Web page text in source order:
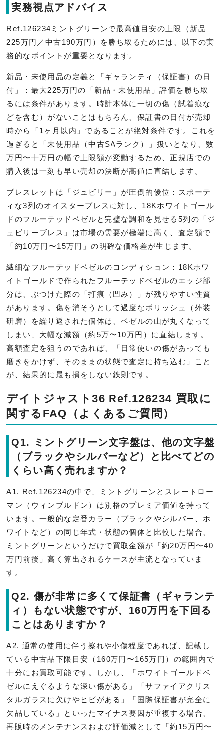
実務視点アドバイス
Ref.126234ミントグリーンで最高値目安の上限（新品
225万円／中古190万円）を勝ち取るためには、以下の実
務的なポイントが重要となります。
新品・未使用品の定義と「ギャランティ（保証書）の日
付」：最大225万円の「新品・未使用品」評価を勝ち取
るには条件があります。時計本体に一切の傷（試着痕な
どを含む）がないことはもちろん、保証書の日付が売却
時から「1ヶ月以内」であることが絶対条件です。これを
過ぎると「未使用品（中古SAランク）」扱いとなり、数
万円〜十万円の幅で上限額が変動するため、正規店での
購入後は一刻も早い売却の決断が高値に直結します。
ブレスレットは「ジュビリー」が圧倒的優位：スポーテ
ィな3列のオイスターブレスに対し、18Kホワイトゴール
ドのフルーテッドベゼルと完璧な調和を見せる5列の「ジ
ュビリーブレス」は市場の需要が極端に高く、査定額で
「約10万円〜15万円」の明確な価格差が生じます。
繊細なフルーテッドベゼルのコンディション：18Kホワ
イトゴールドで作られたフルーテッドベゼルのエッジ部
分は、ぶつけた際の「打痕（凹み）」が残りやすい性質
があります。傷を消そうとして過度なポリッシュ（外装
研磨）を繰り返された個体は、ベゼルの山が丸くなって
しまい、大幅な減額（約5万〜10万円）に直結します。
高額査定を狙うのであれば、「日常使いの傷があっても
磨きをかけず、そのままの状態で査定に持ち込む」こと
が、結果的に最も損をしない鉄則です。
デイトジャスト36 Ref.126234 買取に
関するFAQ（よくあるご質問）
Q1. ミントグリーン文字盤は、他の文字盤
（ブラックやシルバーなど）と比べてどの
くらい高く売れますか？
A1. Ref.126234の中で、ミントグリーンとスレートロー
マン（ウィンブルドン）は別格のプレミア価値を持って
います。一般的な定番カラー（ブラックやシルバー、ホ
ワイトなど）の同じ年式・状態の個体と比較した場合、
ミントグリーンというだけで買取金額が「約20万円〜40
万円前後」高く算出されるケースが主流となっていま
す。
Q2. 傷が非常に多くて保証書（ギャランテ
ィ）もない状態ですが、160万円を下回る
ことはありますか？
A2. 通常の使用に伴う擦れや小傷程度であれば、記載し
ている中古品下限目安（160万円〜165万円）の範囲内で
十分にお買取可能です。しかし、「ホワイトゴールドベ
ゼルにえぐるような深い傷がある」「サファイアクリス
タルガラスに欠けやヒビがある」「国際保証書が完全に
欠品している」といったマイナス要因が重複する場合、
再販時のメンテナンスおよび評価減として「約15万円〜